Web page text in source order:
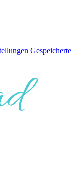
Gespeicherte